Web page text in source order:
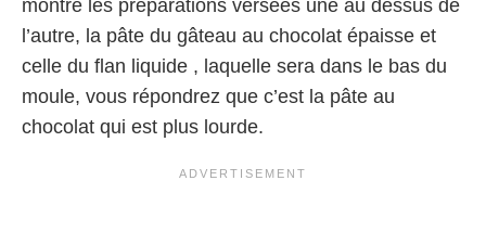
montré les préparations versées une au dessus de
l’autre, la pâte du gâteau au chocolat épaisse et
celle du flan liquide , laquelle sera dans le bas du
moule, vous répondrez que c’est la pâte au
chocolat qui est plus lourde.